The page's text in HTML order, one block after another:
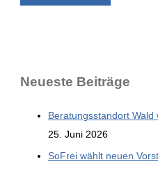
Neu­es­te Beiträge
Bera­tungs­stand­ort
25. Juni 2026
SoFrei wählt neu­en